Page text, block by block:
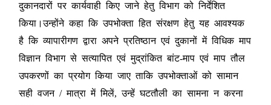
दुकानदारों पर कार्यवाही किए जाने हेतु विभाग को निर्देशित
किया।उन्होंने कहा कि उपभोक्ता हित संरक्षण हेतु यह आवश्यक
है कि व्यापारीगण द्वारा अपने प्रतिष्ठान एवं दुकानों में विधिक माप
विज्ञान विभाग से सत्यापित एवं मुद्रांकित बांट-माप एवं माप तौल
उपकरणों का प्रयोग किया जाए ताकि उपभोक्ताओं को सामान
सही वजन / मात्रा में मिलें, उन्हें घटतौली का सामना न करना